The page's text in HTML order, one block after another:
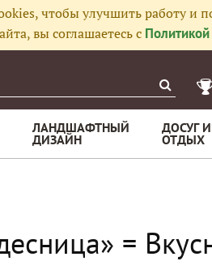
чтобы улучшить работу и
вы соглашаетесь с
ЛАНДШАФТНЫЙ
ДИЗАЙН
ДОСУГ И
ОТДЫХ
=